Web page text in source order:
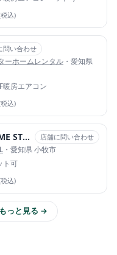
込)
問い合わせ
ーホームレンタル ・愛知県
暖房エアコン
込)
Bergen Casa HOME STYLE EDITION 店舗に問い合わせ
・愛知県 小牧市
ト可
込)
っと見る →